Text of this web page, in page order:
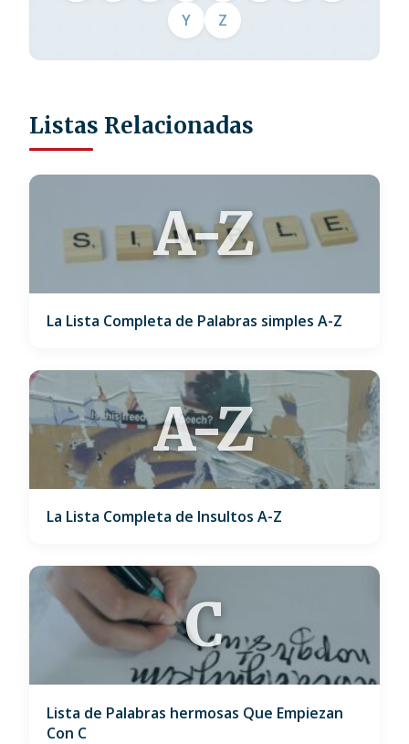
Y
Z
Listas Relacionadas
A-Z
La Lista Completa de Palabras simples A-Z
A-Z
La Lista Completa de Insultos A-Z
C
Lista de Palabras hermosas Que Empiezan
Con C